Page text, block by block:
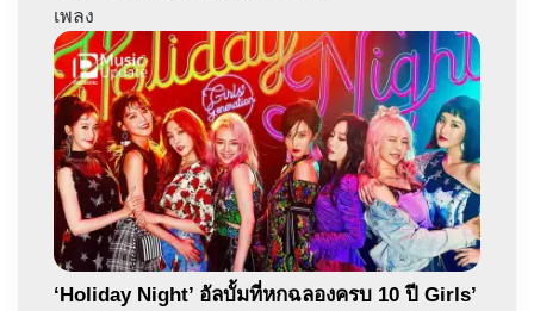
เพลง
‘Holiday Night’ อัลบั้มที่หกฉลองครบ 10 ปี Girls’